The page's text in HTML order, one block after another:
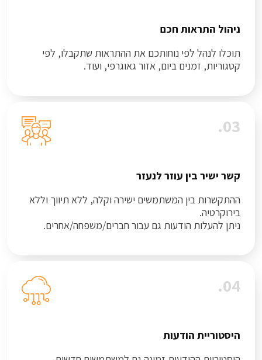
ניהול התראות חכם
תוכלו לנהל לפי נוחותכם את ההתראות שתקבלו, לפי
קטגוריות, זמנים ביום, אזור גאוגרפי, ועוד.
03.
קשר ישיר בין עוזר לנעזר
ההתקשרות בין המשתמשים ישירה וקלה, ללא תיווך וללא
בירוקרטיה.
ניתן להעלות הודעות גם עבור חברים/משפחה/אחרים.
04.
היסטוריית הודעות